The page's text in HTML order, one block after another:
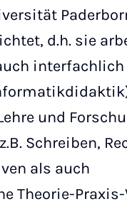
d.h. sie
und
Schreiben,
als auch
Theorie-Praxis-